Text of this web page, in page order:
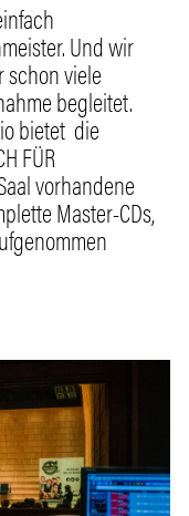
Und wir
viele
begleitet.
bietet die
FÜR
vorhandene
Master-CDs,